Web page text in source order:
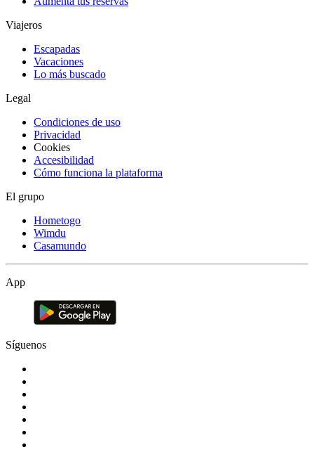
Viajeros
Escapadas
Vacaciones
Lo más buscado
Legal
Condiciones de uso
Privacidad
Cookies
Accesibilidad
Cómo funciona la plataforma
El grupo
Hometogo
Wimdu
Casamundo
App
Síguenos